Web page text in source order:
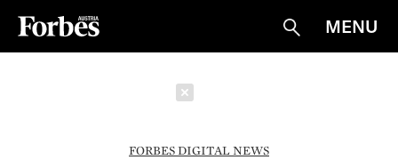
Suche
MENU
FORBES DIGITAL NEWS